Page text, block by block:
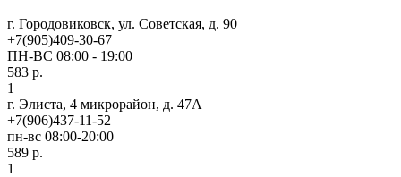
г. Городовиковск, ул. Советская, д. 90
+7(905)409-30-67
ПН-ВС 08:00 - 19:00
583 р.
1
г. Элиста, 4 микрорайон, д. 47А
+7(906)437-11-52
пн-вс 08:00-20:00
589 р.
1